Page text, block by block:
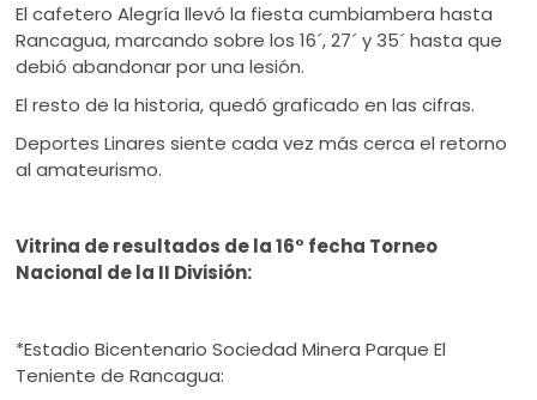
El cafetero Alegría llevó la fiesta cumbiambera hasta
Rancagua, marcando sobre los 16´, 27´ y 35´ hasta que
debió abandonar por una lesión.
El resto de la historia, quedó graficado en las cifras.
Deportes Linares siente cada vez más cerca el retorno
al amateurismo.
Vitrina de resultados de la 16° fecha Torneo
Nacional de la II División:
*Estadio Bicentenario Sociedad Minera Parque El
Teniente de Rancagua: